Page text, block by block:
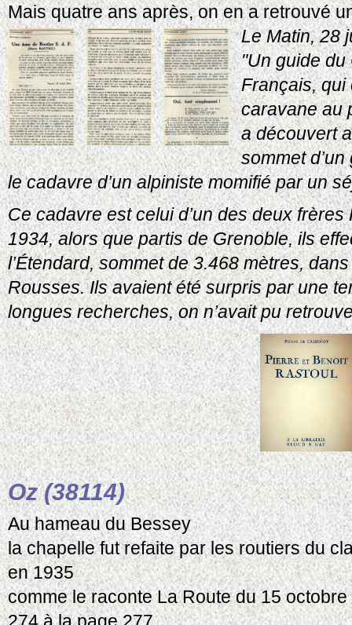
Mais quatre ans après, on en a retrouvé
Le Matin, 28
"Un guide du
Français, qui
caravane au
a découvert
sommet
le cadavre d’un alpiniste momifié par un
Ce cadavre est celui d’un des deux
1934, alors que partis de Grenoble, ils
l’Étendard, sommet de 3.468 mètres,
Rousses. Ils avaient été surpris par une
longues recherches, on n’avait pu
Oz (38114)
Au hameau du Bessey
la chapelle fut refaite par les routiers du
en 1935
comme le raconte La Route du 15